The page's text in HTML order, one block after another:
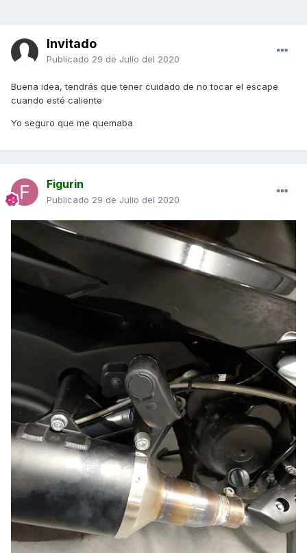
Invitado
Publicado 29 de Julio del 2020
Buena idea, tendrás que tener cuidado de no tocar el escape
cuando esté caliente
Yo seguro que me quemaba
Figurin
Publicado 29 de Julio del 2020